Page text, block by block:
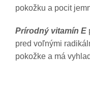
pokožku a pocit
Prírodný vitamín E
pred voľnými
pokožke a má